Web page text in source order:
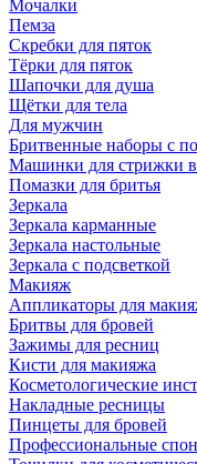
Мочалки
Пемза
Скребки для пяток
Тёрки для пяток
Шапочки для душа
Щётки для тела
Для мужчин
Бритвенные наборы с
Машинки для стрижки
Помазки для бритья
Зеркала
Зеркала карманные
Зеркала настольные
Зеркала с подсветкой
Макияж
Аппликаторы для
Бритвы для бровей
Зажимы для ресниц
Кисти для макияжа
Косметологические
Накладные ресницы
Пинцеты для бровей
Профессиональные